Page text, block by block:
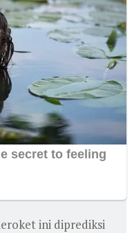
ini diprediksi